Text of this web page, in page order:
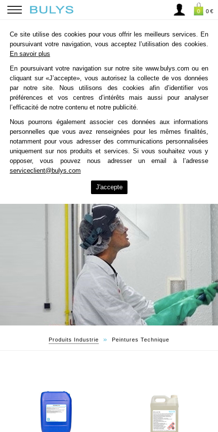
0 0 €
Ce site utilise des cookies pour vous offrir les meilleurs services. En
poursuivant votre navigation, vous acceptez l’utilisation des cookies.
En savoir plus
En poursuivant votre navigation sur notre site www.bulys.com ou en
cliquant sur «J’accepte», vous autorisez la collecte de vos données
par notre site. Nous utilisons des cookies afin d’identifier vos
préférences et vos centres d’intérêts mais aussi pour analyser
l’efficacité de notre contenu et notre publicité.
Nous pourrons également associer ces données aux informations
personnelles que vous avez renseignées pour les mêmes finalités,
notamment pour vous adresser des communications personnalisées
uniquement sur nos produits et services. Si vous souhaitez vous y
opposer, vous pouvez nous adresser un email à l’adresse
serviceclient@bulys.com
J'accepte
Produits Industrie » Peintures Technique